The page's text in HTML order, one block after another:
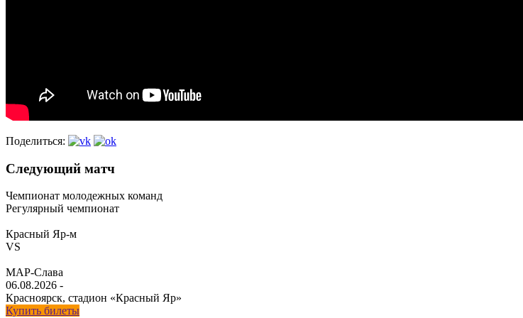
Поделиться:
Следующий матч
Чемпионат молодежных команд
Регулярный чемпионат
Красный Яр-м
VS
МАР-Слава
06.08.2026 -
Красноярск, стадион «Красный Яр»
Купить билеты